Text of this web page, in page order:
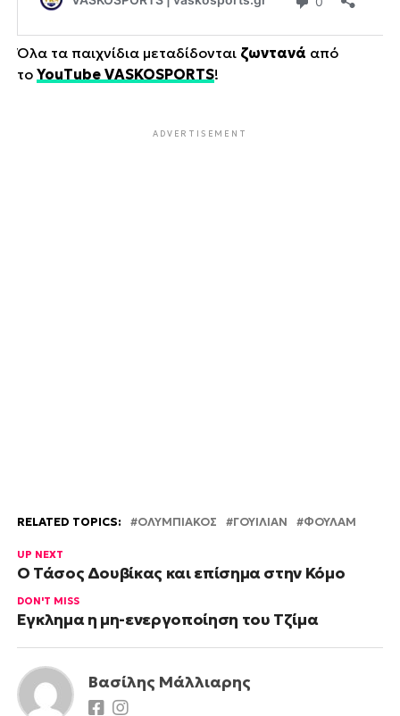
Όλα τα παιχνίδια μεταδίδονται ζωντανά από
το YouTube VASKOSPORTS!
ADVERTISEMENT
RELATED TOPICS: OΛΥΜΠΙΑΚΟΣ ΓΟΥΙΛΙΑΝ ΦΟΥΛΑΜ
UP NEXT
Ο Τάσος Δουβίκας και επίσημα στην Κόμο
DON'T MISS
Έγκλημα η μη-ενεργοποίηση του Τζίμα
Βασίλης Μάλλιαρης